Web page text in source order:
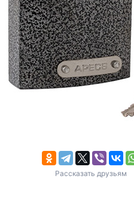
Рассказать друзьям